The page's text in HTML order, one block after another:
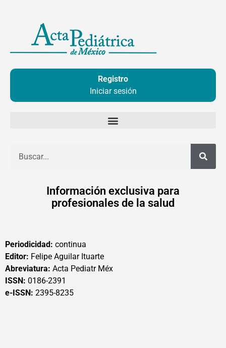
contenido
Registro
Iniciar sesión
Información exclusiva para
profesionales de la salud
Periodicidad: continua
Editor: Felipe Aguilar Ituarte
Abreviatura: Acta Pediatr Méx
ISSN: 0186-2391
e-ISSN: 2395-8235